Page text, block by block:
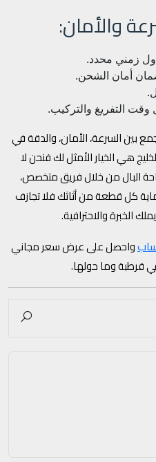
والأمان:
زمني محدد.
وقت التفريغ والتركيب.
بين السرعة، الأمان، والدقة في
هي الخيار الأمثل لك فنحن لا
البال من خلال فريق متخصص،
كل قطعة من أثاثك فلا تجازف
الخبرة والاحترافية.
واحصل على عرض سعر مجاني
قرطبة وما حولها.